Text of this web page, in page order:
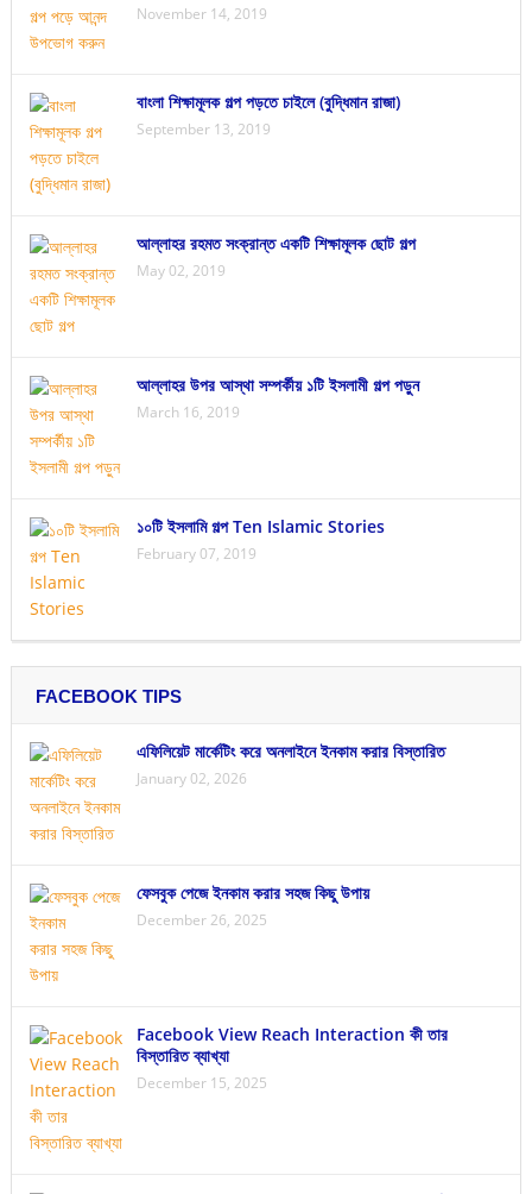
November 14, 2019
বাংলা শিক্ষামূলক গল্প পড়তে চাইলে (বুদ্ধিমান রাজা)
September 13, 2019
আল্লাহর রহমত সংক্রান্ত একটি শিক্ষামূলক ছোট গল্প
May 02, 2019
আল্লাহর উপর আস্থা সম্পর্কীয় ১টি ইসলামী গল্প পড়ুন
March 16, 2019
১০টি ইসলামি গল্প Ten Islamic Stories
February 07, 2019
FACEBOOK TIPS
এফিলিয়েট মার্কেটিং করে অনলাইনে ইনকাম করার বিস্তারিত
January 02, 2026
ফেসবুক পেজে ইনকাম করার সহজ কিছু উপায়
December 26, 2025
Facebook View Reach Interaction কী তার
বিস্তারিত ব্যাখ্যা
December 15, 2025